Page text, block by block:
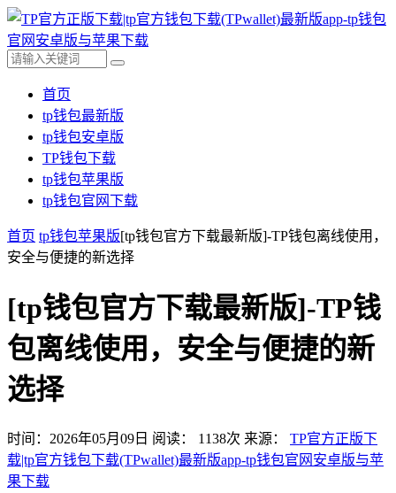
首页
tp钱包最新版
tp钱包安卓版
TP钱包下载
tp钱包苹果版
tp钱包官网下载
首页 tp钱包苹果版[tp钱包官方下载最新版]-TP钱包离线使用，
安全与便捷的新选择
[tp钱包官方下载最新版]-TP钱
包离线使用，安全与便捷的新
选择
时间：2026年05月09日 阅读： 1138次 来源： TP官方正版下
载|tp官方钱包下载(TPwallet)最新版app-tp钱包官网安卓版与苹
果下载